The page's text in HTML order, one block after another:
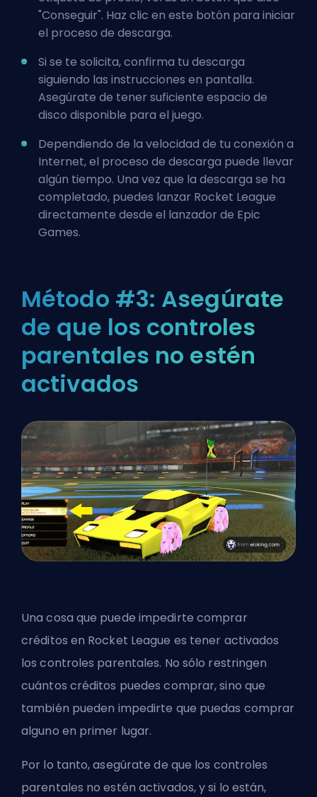
"Conseguir". Haz clic en este botón para iniciar
el proceso de descarga.
Si se te solicita, confirma tu descarga
siguiendo las instrucciones en pantalla.
Asegúrate de tener suficiente espacio de
disco disponible para el juego.
Dependiendo de la velocidad de tu conexión a
Internet, el proceso de descarga puede llevar
algún tiempo. Una vez que la descarga se ha
completado, puedes lanzar Rocket League
directamente desde el lanzador de Epic
Games.
Método #3: Asegúrate
de que los controles
parentales no estén
activados
Una cosa que puede impedirte comprar
créditos en Rocket League es tener activados
los controles parentales. No sólo restringen
cuántos créditos puedes comprar, sino que
también pueden impedirte que puedas comprar
alguno en primer lugar.
Por lo tanto, asegúrate de que los controles
parentales no estén activados, y si lo están,